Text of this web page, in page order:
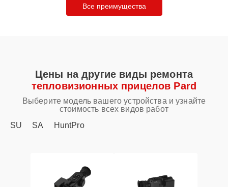
Все преимущества
Цены на другие виды ремонта
тепловизионных прицелов Pard
Выберите модель вашего устройства и узнайте
стоимость всех видов работ
SU
SA HuntPro